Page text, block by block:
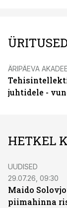
ÄRIPÄEVA
juhtidele -
HETKEL
UUDISED
29.07.26, 09:30
Maido
piimahinna